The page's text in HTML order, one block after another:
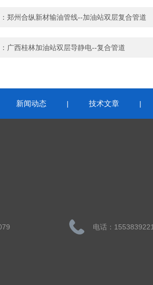
郑州合纵新材输油管线--加油站双层复合管道
广西桂林加油站双层导静电--复合管道
新闻动态 | 技术文章 |
电话：